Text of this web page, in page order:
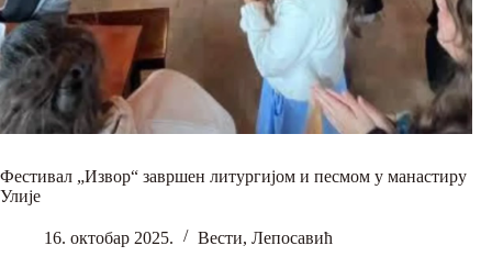
Фестивал „Извор“ завршен литургијом и песмом у манастиру
Улије
16. октобар 2025. Вести, Лепосавић